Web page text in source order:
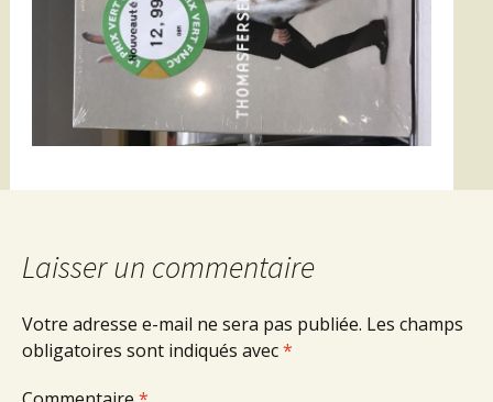
Laisser un commentaire
Votre adresse e-mail ne sera pas publiée. Les champs
obligatoires sont indiqués avec*